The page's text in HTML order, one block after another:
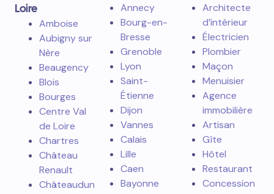
Loire
Amboise
Aubigny sur
Nère
Beaugency
Blois
Bourges
Centre Val
de Loire
Chartres
Château
Renault
Châteaudun
Annecy
Bourg-en-
Bresse
Grenoble
Lyon
Saint-
Étienne
Dijon
Vannes
Calais
Lille
Caen
Bayonne
Architecte
d’intérieur
Électricien
Plombier
Maçon
Menuisier
Agence
immobilière
Artisan
Gîte
Hôtel
Restaurant
Concession